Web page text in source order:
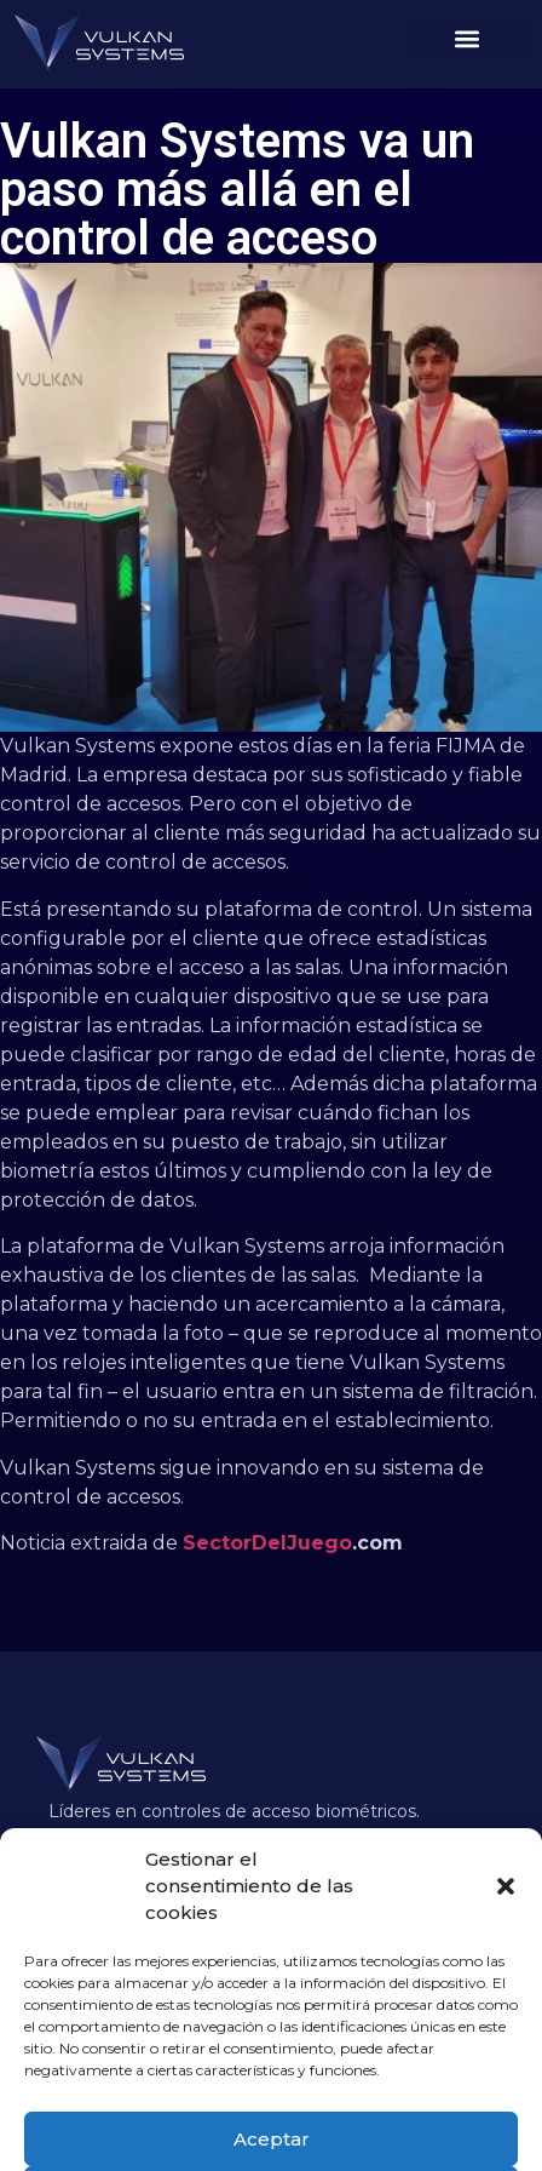
Gestionar el
consentimiento de las
cookies
Para ofrecer las mejores experiencias, utilizamos tecnologías como las
cookies para almacenar y/o acceder a la información del dispositivo. El
consentimiento de estas tecnologías nos permitirá procesar datos como
el comportamiento de navegación o las identificaciones únicas en este
sitio. No consentir o retirar el consentimiento, puede afectar
negativamente a ciertas características y funciones.
Aceptar
Vulkan Systems va un
paso más allá en el
control de acceso
Vulkan Systems expone estos días en la feria FIJMA de
Madrid. La empresa destaca por sus sofisticado y fiable
control de accesos. Pero con el objetivo de
proporcionar al cliente más seguridad ha actualizado su
servicio de control de accesos.
Está presentando su plataforma de control. Un sistema
configurable por el cliente que ofrece estadísticas
anónimas sobre el acceso a las salas. Una información
disponible en cualquier dispositivo que se use para
registrar las entradas. La información estadística se
puede clasificar por rango de edad del cliente, horas de
entrada, tipos de cliente, etc… Además dicha plataforma
se puede emplear para revisar cuándo fichan los
empleados en su puesto de trabajo, sin utilizar
biometría estos últimos y cumpliendo con la ley de
protección de datos.
La plataforma de Vulkan Systems arroja información
exhaustiva de los clientes de las salas. Mediante la
plataforma y haciendo un acercamiento a la cámara,
una vez tomada la foto – que se reproduce al momento
en los relojes inteligentes que tiene Vulkan Systems
para tal fin – el usuario entra en un sistema de filtración.
Permitiendo o no su entrada en el establecimiento.
Vulkan Systems sigue innovando en su sistema de
control de accesos.
Noticia extraida de SectorDelJuego.com
Líderes en controles de acceso biométricos.
garantizan accesos rápidos, seguros y sin
suplantaciones.
Contacto B2B
info@vulkansystems.com
965 510 362
+34 604 404 053